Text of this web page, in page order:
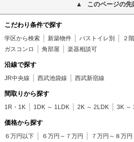
このページの先
こだわり条件で探す
学区から検索 新築物件 バストイレ別 ２
ガスコンロ
角部屋 楽器相談可
沿線で探す
JR中央線 西武池袋線 西武新宿線
間取りから探す
1R・1K 1DK ～ 1LDK 2K ～ 2LDK 3K ～
価格から探す
６万円以下 ６万円～７万円 ７万円～８万円